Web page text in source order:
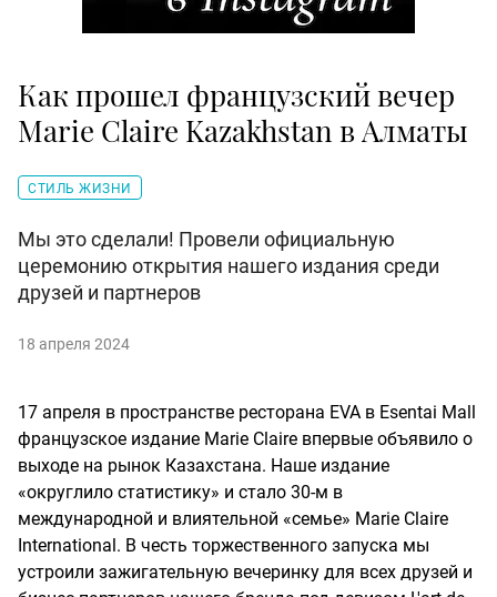
Как прошел французский вечер
Marie Claire Kazakhstan в Алматы
СТИЛЬ ЖИЗНИ
Мы это сделали! Провели официальную
церемонию открытия нашего издания среди
друзей и партнеров
18 апреля 2024
17 апреля в пространстве ресторана EVA в Esentai Mall
французское издание Marie Claire впервые объявило о
выходе на рынок Казахстана. Наше издание
«округлило статистику» и стало 30-м в
международной и влиятельной «семье» Marie Claire
International. В честь торжественного запуска мы
устроили зажигательную вечеринку для всех друзей и